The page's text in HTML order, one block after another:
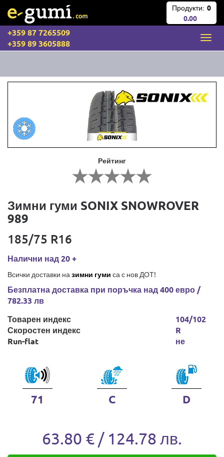
Продукти: 0
0.00
+359 87 7265509
+359 89 3605888
Рейтинг
Зимни гуми SONIX SNOWROVER
989
185/75 R16
Налични над 20 +
Всички доставки на зимни гуми са с нов ДОТ!
Безплатна доставка при поръчка над 400 евро /
782.33 лв
Товарен индекс
Скоростен индекс
Run-flat
104/102
R
не
71 C D
63.80 € / 124.78 лв.